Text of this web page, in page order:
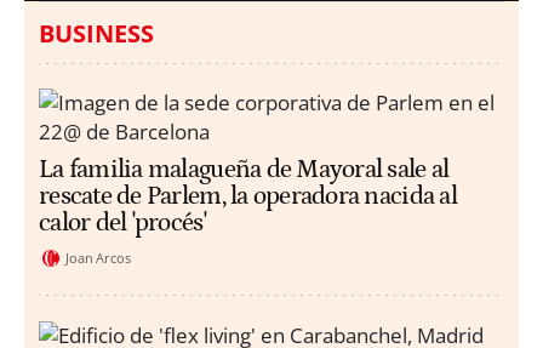
BUSINESS
La familia malagueña de Mayoral sale al
rescate de Parlem, la operadora nacida al
calor del 'procés'
Joan Arcos